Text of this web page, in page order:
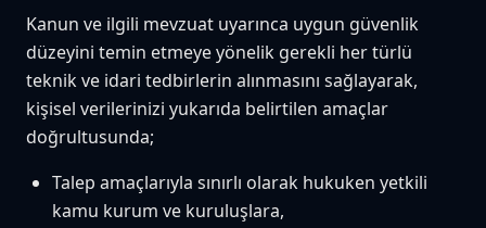
Kanun ve ilgili mevzuat uyarınca uygun güvenlik
düzeyini temin etmeye yönelik gerekli her türlü
teknik ve idari tedbirlerin alınmasını sağlayarak,
kişisel verilerinizi yukarıda belirtilen amaçlar
doğrultusunda;
Talep amaçlarıyla sınırlı olarak hukuken yetkili
kamu kurum ve kuruluşlara,